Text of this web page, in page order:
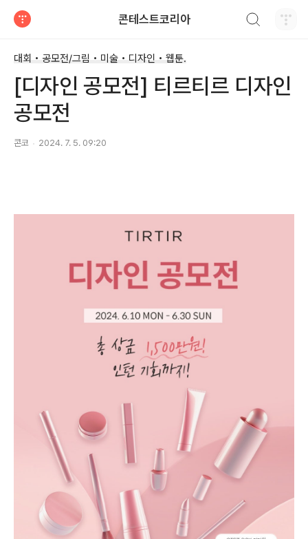
콘테스트코리아
대회 • 공모전/그림 • 미술 • 디자인 • 웹툰.
[디자인 공모전] 티르티르 디자인
공모전
콘코 2024. 7. 5. 09:20